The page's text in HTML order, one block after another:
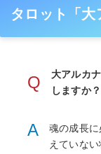
タロット「
Q
大アルカ
しますか？
A
魂の成長
えていな